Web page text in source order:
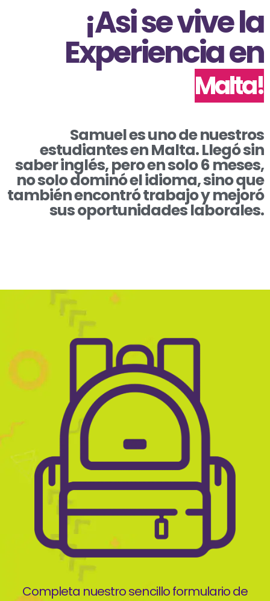
¡Asi se vive la
Experiencia en
Malta!
Samuel es uno de nuestros
estudiantes en Malta. Llegó sin
saber inglés, pero en solo 6 meses,
no solo dominó el idioma, sino que
también encontró trabajo y mejoró
sus oportunidades laborales.
Completa nuestro sencillo formulario de